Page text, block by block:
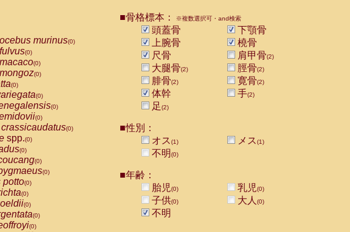
(0)
(0)
cana
rubicundus
cupreus
donacophilus
moloch
torquatus(0)
spp.
satanas
(0)
agilis
galeritus chrysogaster
torquatus atys
torquatus lunulatus
torquatus torquatus
murinus(0)
(0)
(0)
(0)
(0)
(0)
(0)
(0)
(0)
spp.(0)
(0)
(0)
(0)
potto(0)
(0)
(0)
(0)
(0)
■骨格標本： ※複数選択可・and検索
頭蓋骨
下顎骨
上腕骨
橈骨
尺骨
肩甲骨(2)
大腿骨(2) 脛骨(2)
腓骨(2) 寛骨(2)
体幹 手(2)
足(2)
■性別：
オス(1) メス(1)
不明(0)
■年齢：
胎児(0) 乳児(0)
子供(0) 大人 (0)
不明